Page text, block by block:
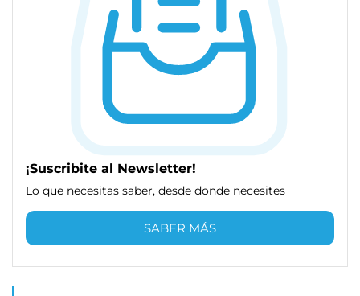
¡Suscribite al Newsletter!
Lo que necesitas saber, desde donde necesites
SABER MÁS